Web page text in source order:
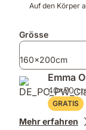
Auf den Körper
Grösse
160x200cm
Emma
40x70
GRATIS
Mehr erfahren